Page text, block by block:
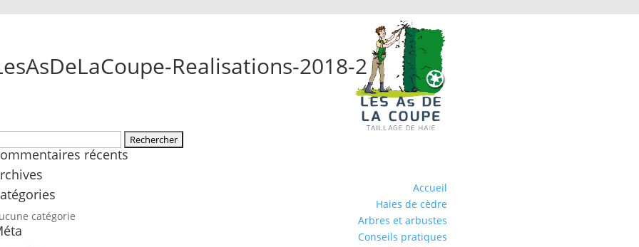
Accueil
Haies de cèdre
Arbres et arbustes
Conseils pratiques
Realisations-2018-2
récents
catégorie